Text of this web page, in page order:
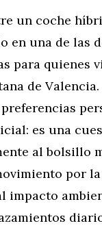
un coche
en una de las
para quienes
de
es una
al bolsillo
por
impacto